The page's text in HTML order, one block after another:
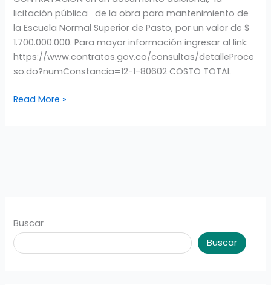
licitación pública de la obra para mantenimiento de
la Escuela Normal Superior de Pasto, por un valor de $
1.700.000.000. Para mayor información ingresar al link:
https://www.contratos.gov.co/consultas/detalleProce
so.do?numConstancia=12-1-80602 COSTO TOTAL
ESCUELA
NORMAL
SUPERIOR
DE
PASTO.
Read More »
Buscar
Buscar